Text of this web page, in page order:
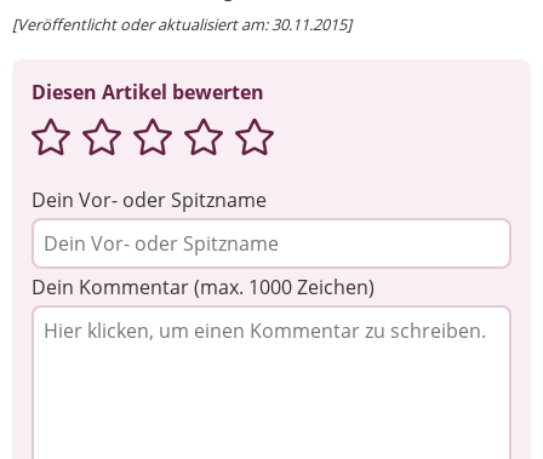
[Veröffentlicht oder aktualisiert am: 30.11.2015]
Diesen Artikel bewerten
Dein Vor- oder Spitzname
Dein Kommentar (max. 1000 Zeichen)